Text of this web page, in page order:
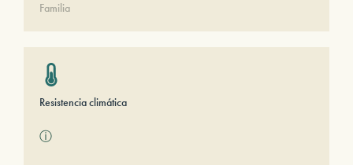
Familia
Resistencia climática
ⓘ